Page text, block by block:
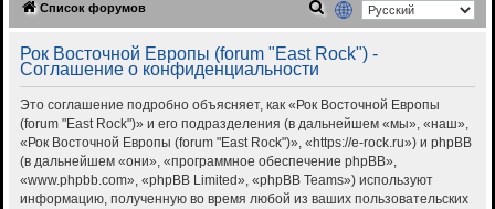
Список форумов
и
с
к
Рок Восточной Европы (forum "East Rock") -
Соглашение о конфиденциальности
Это соглашение подробно объясняет, как «Рок Восточной Европы
(forum "East Rock")» и его подразделения (в дальнейшем «мы», «наш»,
«Рок Восточной Европы (forum "East Rock")», «https://e-rock.ru») и phpBB
(в дальнейшем «они», «программное обеспечение phpBB»,
«www.phpbb.com», «phpBB Limited», «phpBB Teams») используют
информацию, полученную во время любой из ваших пользовательских